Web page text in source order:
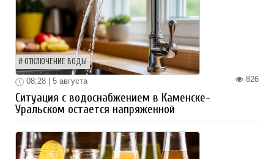
ОТКЛЮЧЕНИЕ ВОДЫ
826
08:28 | 5 августа
Ситуация с водоснабжением в Каменске-
Уральском остается напряженной